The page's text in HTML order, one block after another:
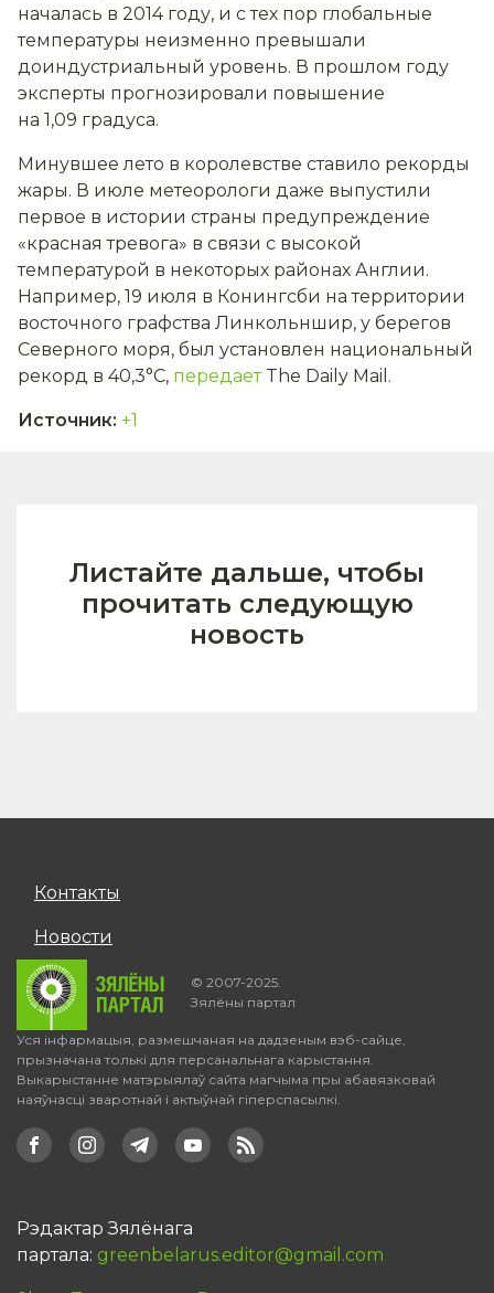
началась в 2014 году, и с тех пор глобальные
температуры неизменно превышали
доиндустриальный уровень. В прошлом году
эксперты прогнозировали повышение
на 1,09 градуса.
Минувшее лето в королевстве ставило рекорды
жары. В июле метеорологи даже выпустили
первое в истории страны предупреждение
«красная тревога» в связи с высокой
температурой в некоторых районах Англии.
Например, 19 июля в Конингсби на территории
восточного графства Линкольншир, у берегов
Северного моря, был установлен национальный
рекорд в 40,3°C, передаетThe Daily Mail.
Источник: +1
Листайте дальше, чтобы
прочитать следующую
новость
Контакты
Новости
© 2007-2025.
Зялёны партал
Уся інфармацыя, размешчаная на дадзеным вэб-сайце,
прызначана толькі для персанальнага карыстання.
Выкарыстанне матэрыялаў сайта магчыма пры абавязковай
наяўнасці зваротнай і актыўнай гіперспасылкі.
Рэдактар Зялёнага
партала: greenbelarus.editor@gmail.com